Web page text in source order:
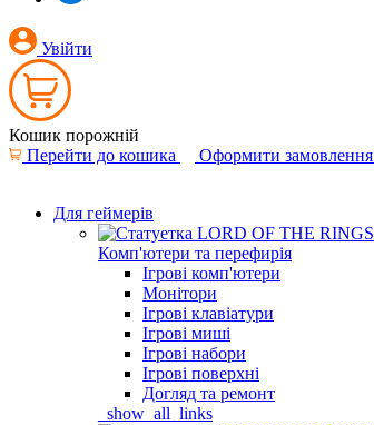
Увійти
Кошик порожній
Перейти до кошика
Оформити замовлення
Для геймерів
Комп'ютери та перефирія
Ігрові комп'ютери
Монітори
Ігрові клавіатури
Ігрові миші
Ігрові набори
Ігрові поверхні
Догляд та ремонт
_show_all_links